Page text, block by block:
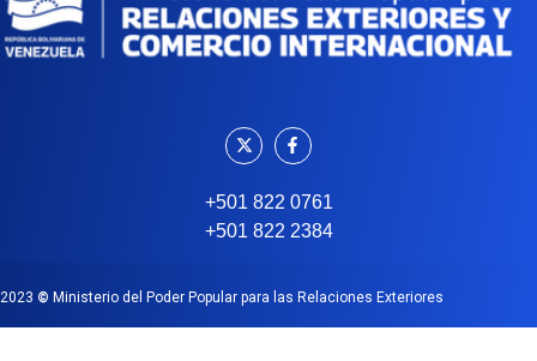
+501 822 0761
+501 822 2384
2023 © Ministerio del Poder Popular para las Relaciones Exteriores